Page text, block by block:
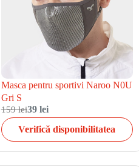
Masca pentru sportivi Naroo N0U
Gri S
159 lei39 lei
Verifică disponibilitatea